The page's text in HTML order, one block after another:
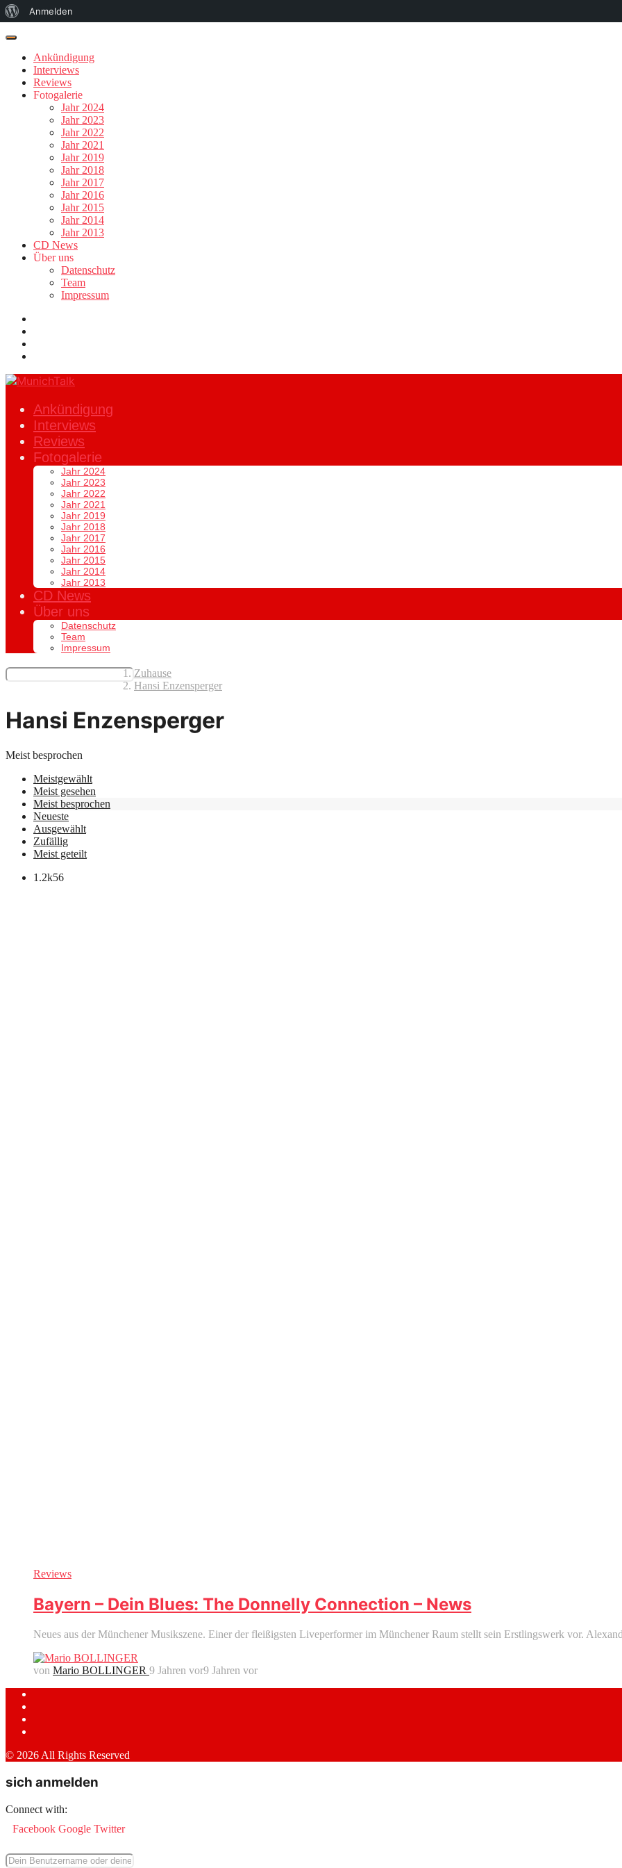
Über
Anmelden
Ankündigung
Interviews
Reviews
Fotogalerie
Jahr 2024
Jahr 2023
Jahr 2022
Jahr 2021
Jahr 2019
Jahr 2018
Jahr 2017
Jahr 2016
Jahr 2015
Jahr 2014
Jahr 2013
CD News
Über uns
Datenschutz
Team
Impressum
Ankündigung
Interviews
Reviews
Fotogalerie
Jahr 2024
Jahr 2023
Jahr 2022
Jahr 2021
Jahr 2019
Jahr 2018
Jahr 2017
Jahr 2016
Jahr 2015
Jahr 2014
Jahr 2013
CD News
Über uns
Datenschutz
Team
Impressum
Zuhause
Hansi Enzensperger
Hansi Enzensperger
Meist besprochen
Meistgewählt
Meist gesehen
Meist besprochen
Neueste
Ausgewählt
Zufällig
Meist geteilt
1.2k56
Reviews
Bayern – Dein Blues: The Donnelly Connection – News
Neues aus der Münchener Musikszene. Einer der fleißigsten Liveperformer im Münchener Raum stellt sein Erstlingswerk vor.
von Mario BOLLINGER 9 Jahren vor9 Jahren vor
© 2026 All Rights Reserved
sich anmelden
Connect with:
Facebook Google Twitter